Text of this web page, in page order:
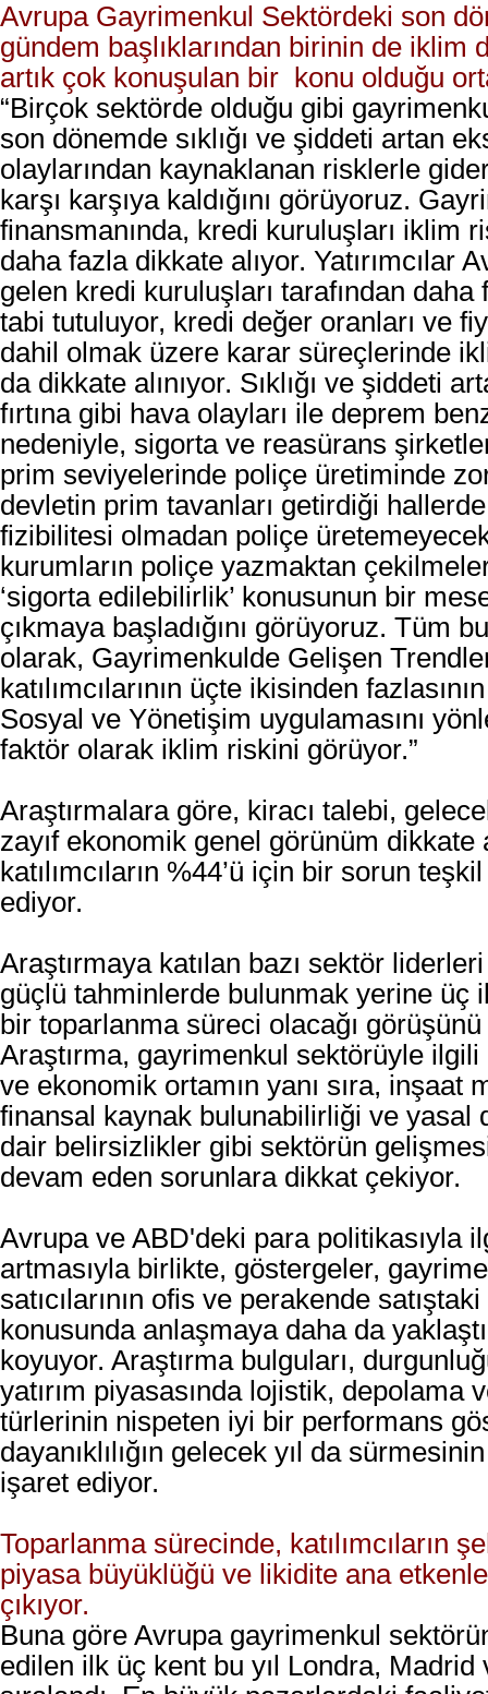
Avrupa Gayrimenkul Sektördeki son
gündem başlıklarından birinin de iklim
artık çok konuşulan bir konu olduğu
“Birçok sektörde olduğu gibi
son dönemde sıklığı ve şiddeti artan
olaylarından kaynaklanan risklerle
karşı karşıya kaldığını görüyoruz.
finansmanında, kredi kuruluşları iklim
daha fazla dikkate alıyor. Yatırımcılar
gelen kredi kuruluşları tarafından
tabi tutuluyor, kredi değer oranları ve
dahil olmak üzere karar süreçlerinde
da dikkate alınıyor. Sıklığı ve şiddeti
fırtına gibi hava olayları ile deprem
nedeniyle, sigorta ve reasürans
prim seviyelerinde poliçe üretiminde
devletin prim tavanları getirdiği
fizibilitesi olmadan poliçe
kurumların poliçe yazmaktan
‘sigorta edilebilirlik’ konusunun bir
çıkmaya başladığını görüyoruz. Tüm
olarak, Gayrimenkulde Gelişen Trendler
katılımcılarının üçte ikisinden
Sosyal ve Yönetişim uygulamasını
faktör olarak iklim riskini görüyor.”
Araştırmalara göre, kiracı talebi,
zayıf ekonomik genel görünüm dikkate
katılımcıların %44’ü için bir sorun
ediyor.
Araştırmaya katılan bazı sektör liderleri
güçlü tahminlerde bulunmak yerine üç
bir toparlanma süreci olacağı
Araştırma, gayrimenkul sektörüyle
ve ekonomik ortamın yanı sıra, inşaat
finansal kaynak bulunabilirliği ve yasal
dair belirsizlikler gibi sektörün
devam eden sorunlara dikkat çekiyor.
Avrupa ve ABD'deki para politikasıyla
artmasıyla birlikte, göstergeler,
satıcılarının ofis ve perakende
konusunda anlaşmaya daha da
koyuyor. Araştırma bulguları,
yatırım piyasasında lojistik, depolama
türlerinin nispeten iyi bir performans
dayanıklılığın gelecek yıl da
işaret ediyor.
Toparlanma sürecinde, katılımcıların
piyasa büyüklüğü ve likidite ana
çıkıyor.
Buna göre Avrupa gayrimenkul
edilen ilk üç kent bu yıl Londra, Madrid